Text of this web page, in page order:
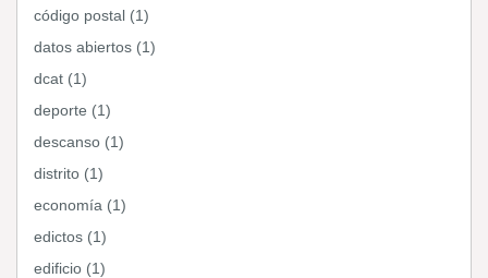
código postal (1)
datos abiertos (1)
dcat (1)
deporte (1)
descanso (1)
distrito (1)
economía (1)
edictos (1)
edificio (1)